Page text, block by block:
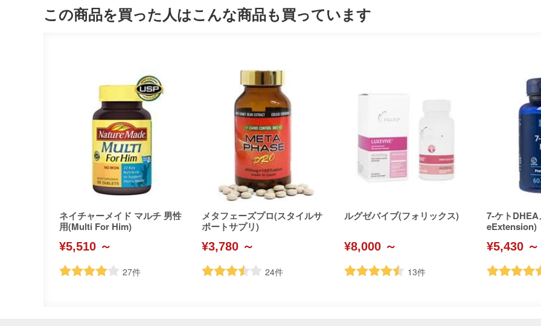
この商品を買った人はこんな商品も買っています
ネイチャーメイド マルチ 男性
用(Multi For Him)
¥5,510 ～
27件
メタフェーズプロ(スタイルサ
ポートサプリ)
¥3,780 ～
24件
ルグゼバイブ(フォリックス)
¥8,000 ～
13件
7-ケト
eExtension)
¥5,430 ～